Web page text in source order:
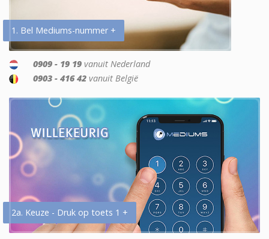
1. Bel Mediums-nummer +
0909 - 19 19 vanuit Nederland
0903 - 416 42 vanuit België
2a. Keuze - Druk op toets 1 +